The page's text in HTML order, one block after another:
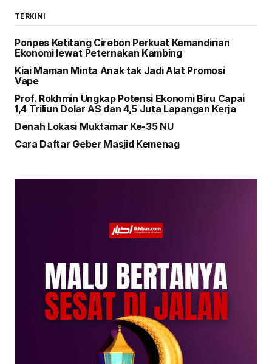
TERKINI
Ponpes Ketitang Cirebon Perkuat Kemandirian
Ekonomi lewat Peternakan Kambing
Kiai Maman Minta Anak tak Jadi Alat Promosi
Vape
Prof. Rokhmin Ungkap Potensi Ekonomi Biru Capai
1,4 Triliun Dolar AS dan 4,5 Juta Lapangan Kerja
Denah Lokasi Muktamar Ke-35 NU
Cara Daftar Geber Masjid Kemenag